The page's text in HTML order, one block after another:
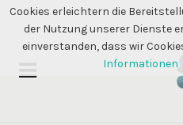
Cookies erleichtern die
der Nutzung unserer Dienste
einverstanden, dass wir
Informationen